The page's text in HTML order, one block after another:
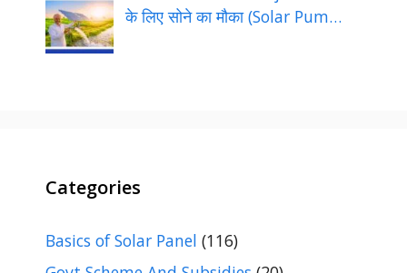
के लिए सोने का मौका (Solar Pum…
Categories
Basics of Solar Panel (116)